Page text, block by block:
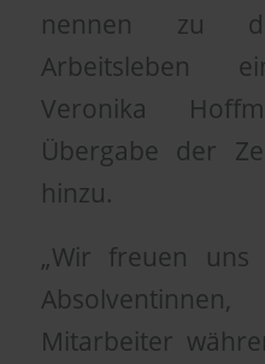
nennen zu
Arbeitsleben
Veronika
Übergabe der
hinzu.
„Wir freuen uns
Mitarbeiter